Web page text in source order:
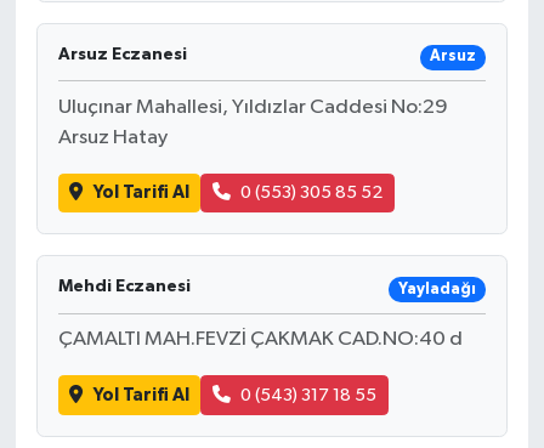
Arsuz Eczanesi Arsuz
Uluçınar Mahallesi, Yıldızlar Caddesi No:29
Arsuz Hatay
Yol Tarifi Al 0 (553) 305 85 52
Mehdi Eczanesi Yayladağı
ÇAMALTI MAH.FEVZİ ÇAKMAK CAD.NO:40 d
Yol Tarifi Al 0 (543) 317 18 55